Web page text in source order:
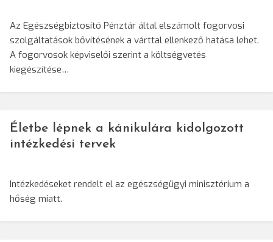
Az Egészségbiztosító Pénztár által elszámolt fogorvosi
szolgáltatások bővítésének a várttal ellenkező hatása lehet.
A fogorvosok képviselői szerint a költségvetés
kiegészítése…
Életbe lépnek a kánikulára kidolgozott
intézkedési tervek
Intézkedéseket rendelt el az egészségügyi minisztérium a
hőség miatt.